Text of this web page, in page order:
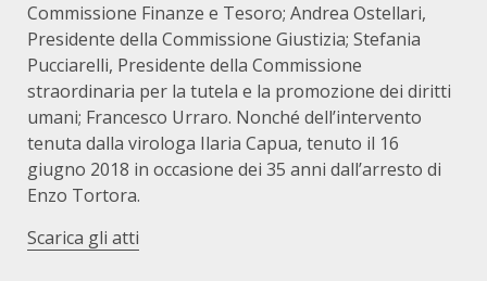
Commissione Finanze e Tesoro; Andrea Ostellari,
Presidente della Commissione Giustizia; Stefania
Pucciarelli, Presidente della Commissione
straordinaria per la tutela e la promozione dei diritti
umani; Francesco Urraro. Nonché dell’intervento
tenuta dalla virologa Ilaria Capua, tenuto il 16
giugno 2018 in occasione dei 35 anni dall’arresto di
Enzo Tortora.
Scarica gli atti